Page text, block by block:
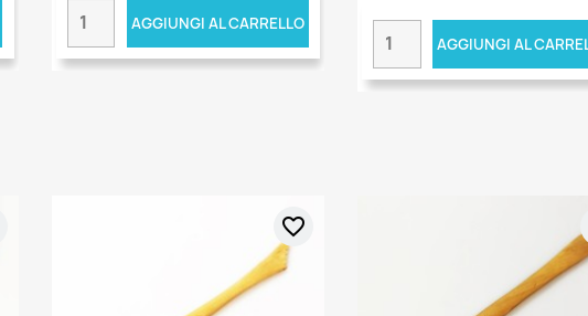
AGGIUNGI AL CARRELLO
AGGIUNGI AL
favorite_border